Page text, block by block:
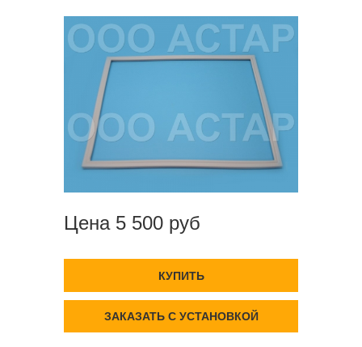
Цена 5 500 руб
КУПИТЬ
ЗАКАЗАТЬ С УСТАНОВКОЙ